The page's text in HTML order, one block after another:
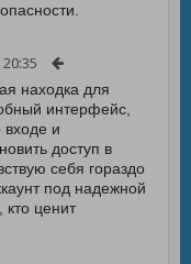
находка для
интерфейс,
и
доступ в
себя гораздо
под надежной
ценит